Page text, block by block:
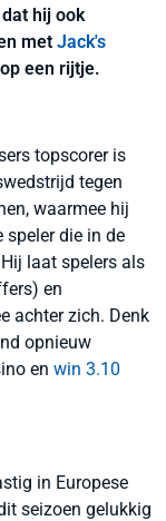
hij ook
met Jack's
een rijtje.
topscorer is
tegen
waarmee hij
speler die in de
laat spelers als
en
achter zich. Denk
opnieuw
en win 3.10
in Europese
seizoen gelukkig